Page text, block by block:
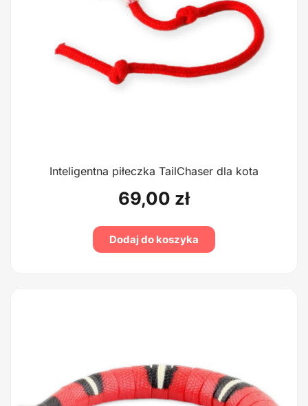
Inteligentna piłeczka TailChaser dla kota
69,00 zł
Dodaj do koszyka